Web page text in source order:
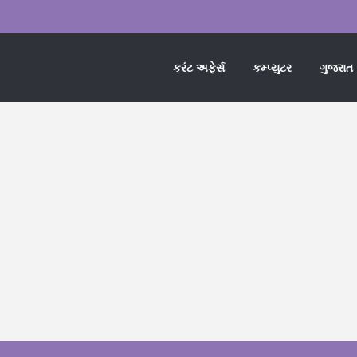
કરંટ અફેર્સ કમ્પ્યુટર ગુજરાત